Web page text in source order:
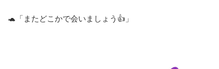
🐢「またどこかで会いましょう👍」